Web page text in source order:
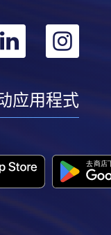
转 转
应用程式